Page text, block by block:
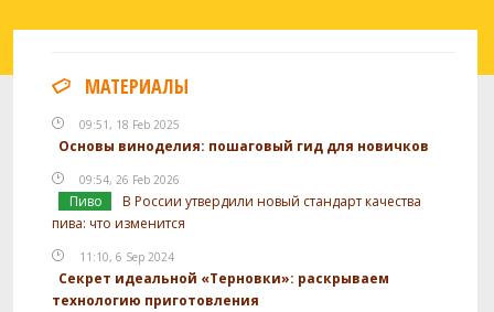
МАТЕРИАЛЫ
09:51, 18 Feb 2025
Основы виноделия: пошаговый гид для новичков
09:54, 26 Feb 2026
Пиво
В России утвердили новый стандарт качества
пива: что изменится
11:10, 6 Sep 2024
Секрет идеальной «Терновки»: раскрываем
технологию приготовления